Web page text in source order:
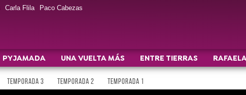
Carla Flila Paco Cabezas
PYJAMADA UNA VUELTA MÁS ENTRE TIERRAS
TEMPORADA 3 TEMPORADA 2 TEMPORADA 1